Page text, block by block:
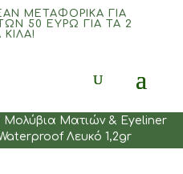
ΜΕΤΑΦΟΡΙΚΆ ΓΙΑ
50 ΕΥΡΏ ΓΙΑ ΤΑ 2
Μολύβια Ματιών & Eyeliner
Λευκό 1,2gr